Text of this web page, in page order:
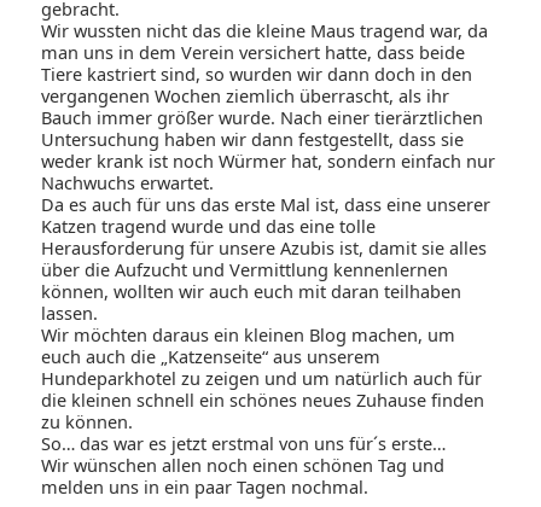
gebracht.
Wir wussten nicht das die kleine Maus tragend war, da
man uns in dem Verein versichert hatte, dass beide
Tiere kastriert sind, so wurden wir dann doch in den
vergangenen Wochen ziemlich überrascht, als ihr
Bauch immer größer wurde. Nach einer tierärztlichen
Untersuchung haben wir dann festgestellt, dass sie
weder krank ist noch Würmer hat, sondern einfach nur
Nachwuchs erwartet.
Da es auch für uns das erste Mal ist, dass eine unserer
Katzen tragend wurde und das eine tolle
Herausforderung für unsere Azubis ist, damit sie alles
über die Aufzucht und Vermittlung kennenlernen
können, wollten wir auch euch mit daran teilhaben
lassen.
Wir möchten daraus ein kleinen Blog machen, um
euch auch die „Katzenseite“ aus unserem
Hundeparkhotel zu zeigen und um natürlich auch für
die kleinen schnell ein schönes neues Zuhause finden
zu können.
So… das war es jetzt erstmal von uns für´s erste…
Wir wünschen allen noch einen schönen Tag und
melden uns in ein paar Tagen nochmal.